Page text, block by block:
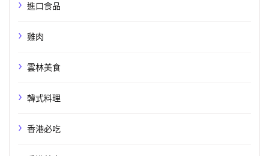
進口食品
雞肉
雲林美食
韓式料理
香港必吃